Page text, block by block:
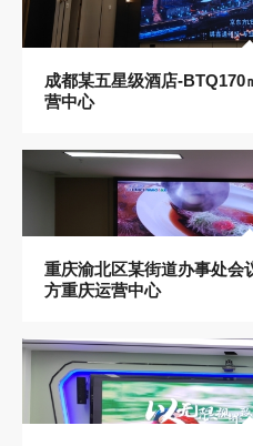
成都某五星级酒店-
营中心
重庆渝北区某街道办事处会
方重庆运营中心